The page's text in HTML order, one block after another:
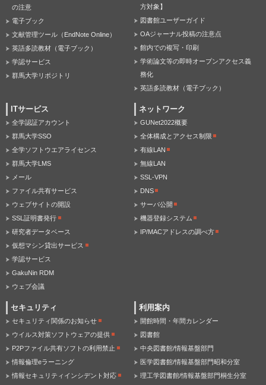
の注意
電子ブック
文献管理ツール（EndNote Online）
英語多読教材（電子ブック）
学認サービス
群馬大学リポジトリ
方対象】
図書館ユーザーガイド
OAジャーナル投稿の注意点
館内での複写・印刷
学術論文等の即時オープンアクセス義
務化
英語多読教材（電子ブック）
ITサービス
全学認証アカウント
群馬大学SSO
全学ソフトウエアライセンス
群馬大学LMS
メール
ファイル共有サービス
ウェブサイトの開設
SSL証明書発行
研究者データベース
仮想マシン貸出サービス
学認サービス
GakuNin RDM
ウェブ会議
ネットワーク
GUNet2022概要
全体構成とアクセス制限
有線LAN
無線LAN
SSL-VPN
DNS
サーバ公開
機器登録システム
IP/MACアドレスの調べ方
セキュリティ
セキュリティ関係のお知らせ
ウイルス対策ソフトウェアの提供
P2Pファイル共有ソフトの利用禁止
情報倫理eラーニング
情報セキュリティインシデント対応
利用案内
開館時間・年間カレンダー
図書館
中央図書館/情報基盤部門
医学図書館/情報基盤部門昭和分室
理工学図書館/情報基盤部門桐生分室